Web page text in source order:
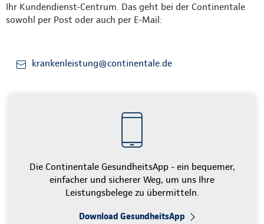
Ihr Kundendienst-Centrum. Das geht bei der Continentale
sowohl per Post oder auch per E-Mail:
krankenleistung@continentale.de
Die Continentale GesundheitsApp - ein bequemer,
einfacher und sicherer Weg, um uns Ihre
Leistungsbelege zu übermitteln.
Download GesundheitsApp